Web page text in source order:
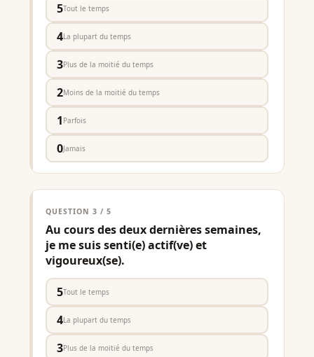
5Tout le temps
4La plupart du temps
3Plus de la moitié du temps
2Moins de la moitié du temps
1 Parfois
0Jamais
QUESTION 3 / 5
Au cours des deux dernières semaines,
je me suis senti(e) actif(ve) et
vigoureux(se).
5Tout le temps
4La plupart du temps
3Plus de la moitié du temps